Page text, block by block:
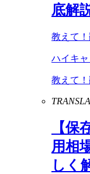
底解
教えて
ハイキ
教えて
【保
用相
しく